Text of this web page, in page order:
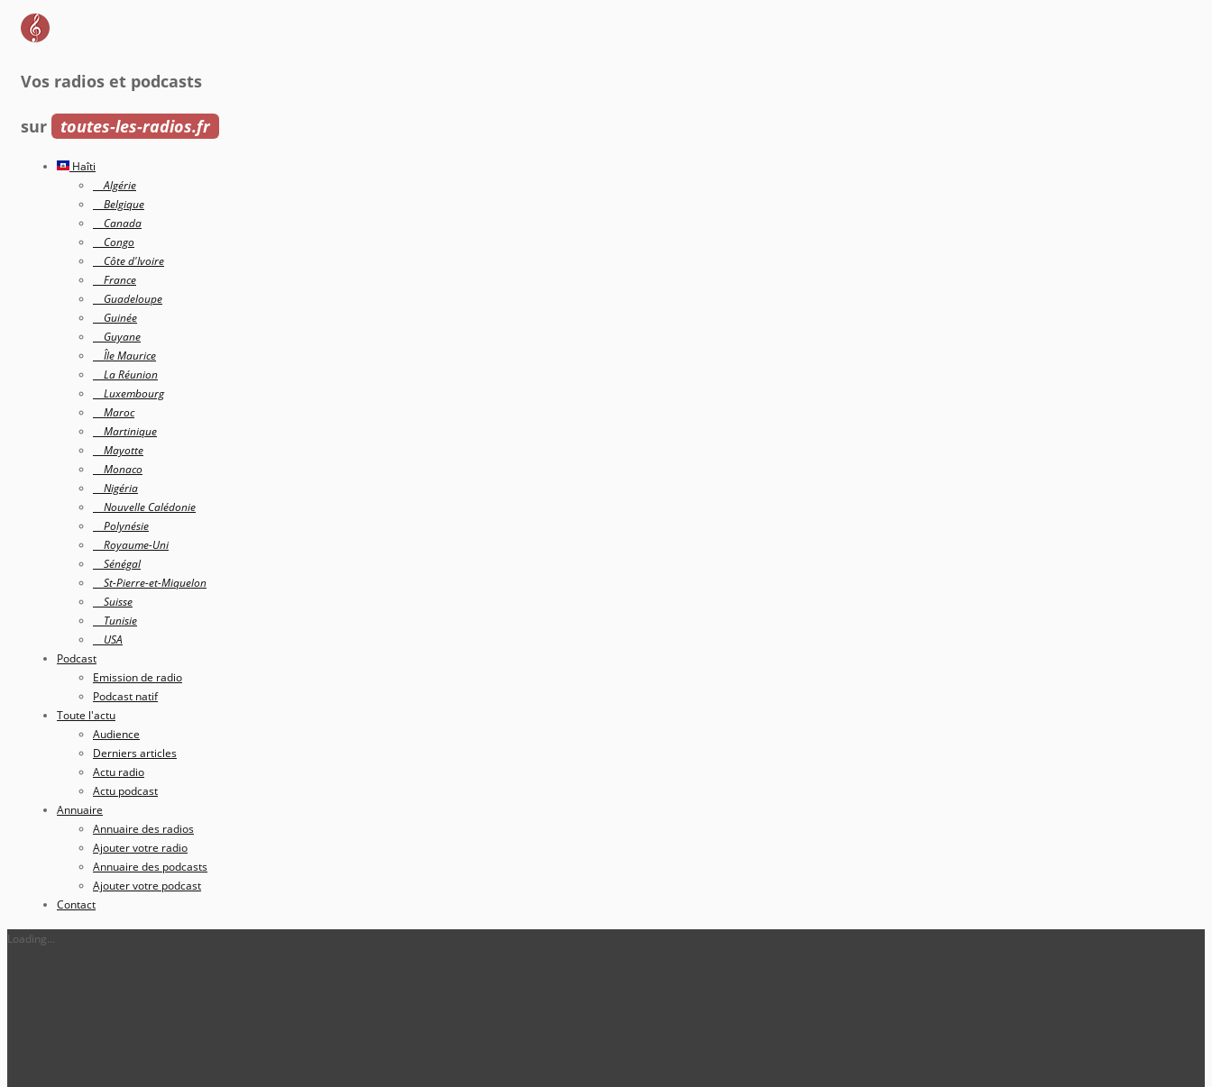
Vos radios et podcasts
sur toutes-les-radios.fr
Haîti
Algérie
Belgique
Canada
Congo
Côte d'Ivoire
France
Guadeloupe
Guinée
Guyane
Île Maurice
La Réunion
Luxembourg
Maroc
Martinique
Mayotte
Monaco
Nigéria
Nouvelle Calédonie
Polynésie
Royaume-Uni
Sénégal
St-Pierre-et-Miquelon
Suisse
Tunisie
USA
Podcast
Emission de radio
Podcast natif
Toute l'actu
Audience
Derniers articles
Actu radio
Actu podcast
Annuaire
Annuaire des radios
Ajouter votre radio
Annuaire des podcasts
Ajouter votre podcast
Contact
Loading...